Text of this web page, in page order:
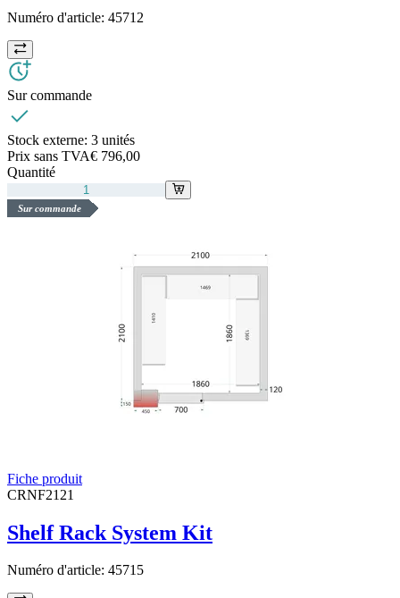
Numéro d'article: 45712
Sur commande
Stock externe: 3 unités
Prix sans TVA€ 796,00
Quantité
Sur commande
Fiche produit
CRNF2121
Shelf Rack System Kit
Numéro d'article: 45715